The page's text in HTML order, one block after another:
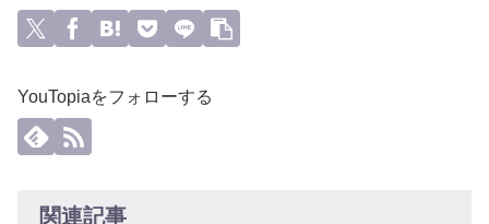
YouTopiaをフォローする
関連記事